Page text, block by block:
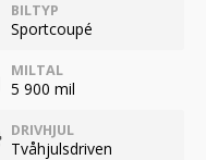
BILTYP
Sportcoupé
MILTAL
5 900 mil
DRIVHJUL
Tvåhjulsdriven